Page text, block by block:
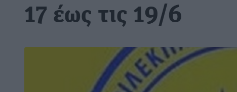
17 έως τις 19/6